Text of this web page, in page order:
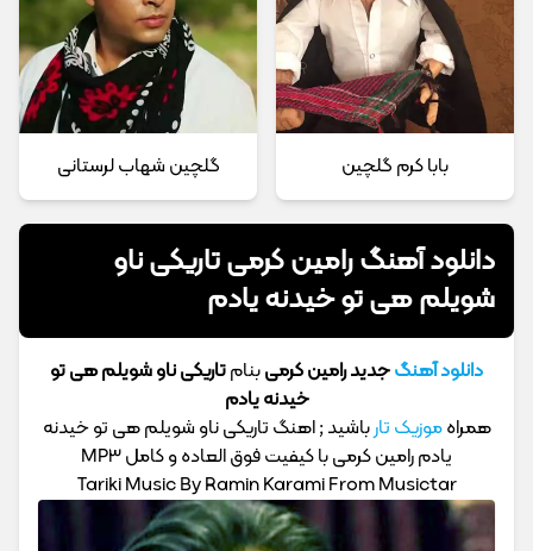
بابا کرم گلچین گلچین شهاب لرستانی
دانلود آهنگ رامین کرمی تاریکی ناو
شویلم هی تو خیدنه یادم
دانلود آهنگجدید رامین کرمیبنامتاریکی ناو شویلم هی تو
خیدنه یادم
همراهموزیک تارباشید ; اهنگ تاریکی ناو شویلم هی تو خیدنه
یادم رامین کرمی با کیفیت فوق العاده و کامل MP3
Tariki Music By Ramin Karami From Musictar